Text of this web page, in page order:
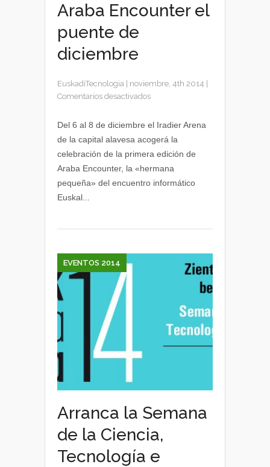
Araba Encounter el
puente de
diciembre
EuskadiTecnologia noviembre, 4th 2014
Comentarios desactivadosen
edición
Araba
Encounter
el
puente
Del 6 al 8 de diciembre el Iradier Arena
de la capital alavesa acogerá la
celebración de la primera edición de
Araba Encounter, la «hermana
pequeña» del encuentro informático
Euskal...
EVENTOS 2014
Arranca la Semana
de la Ciencia,
Tecnología e